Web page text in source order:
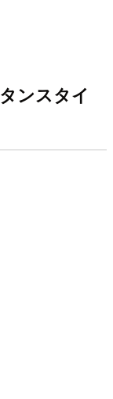
ンスタイ